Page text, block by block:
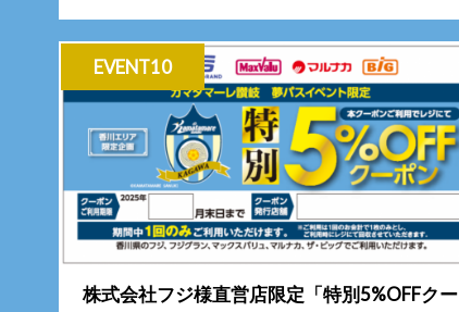
EVENT10
株式会社フジ様直営店限定「特別5%OFFクー